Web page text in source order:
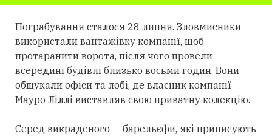
Пограбування сталося 28 липня. Зловмисники
використали вантажівку компанії, щоб
протаранити ворота, після чого провели
всередині будівлі близько восьми годин. Вони
обшукали офіси та лобі, де власник компанії
Мауро Ліллі виставляв свою приватну колекцію.
Серед викраденого — барельєфи, які приписують